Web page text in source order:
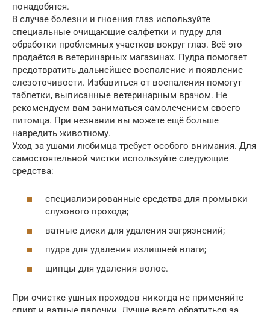
понадобятся.
В случае болезни и гноения глаз используйте
специальные очищающие салфетки и пудру для
обработки проблемных участков вокруг глаз. Всё это
продаётся в ветеринарных магазинах. Пудра помогает
предотвратить дальнейшее воспаление и появление
слезоточивости. Избавиться от воспаления помогут
таблетки, выписанные ветеринарным врачом. Не
рекомендуем вам заниматься самолечением своего
питомца. При незнании вы можете ещё больше
навредить животному.
Уход за ушами любимца требует особого внимания. Для
самостоятельной чистки используйте следующие
средства:
специализированные средства для промывки
слухового прохода;
ватные диски для удаления загрязнений;
пудра для удаления излишней влаги;
щипцы для удаления волос.
При очистке ушных проходов никогда не применяйте